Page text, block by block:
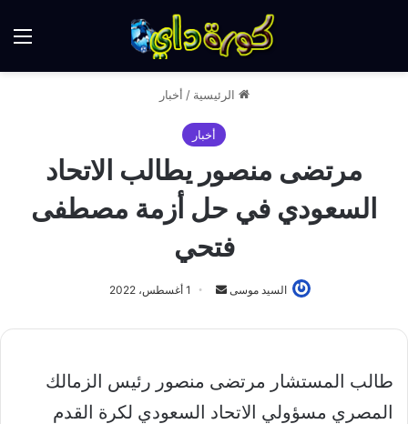
الرئيسية / أخبار
أخبار
مرتضى منصور يطالب الاتحاد
السعودي في حل أزمة مصطفى
فتحي
السيد موسى
أرسل
إلكترونيا
1 أغسطس، 2022
طالب المستشار ‏مرتضى منصور رئيس الزمالك
المصري مسؤولي الاتحاد السعودي لكرة القدم